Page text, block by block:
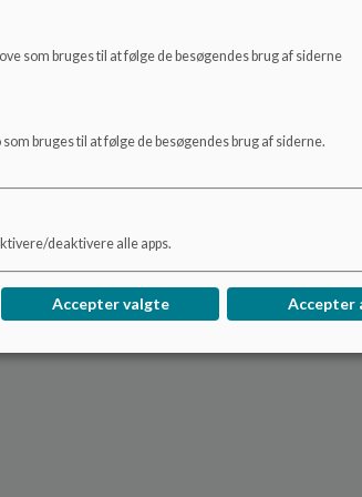
som bruges til at følge de besøgendes brug af siderne
bruges til at følge de besøgendes brug af siderne.
deaktivere alle apps.
Accepter valgte Accepter